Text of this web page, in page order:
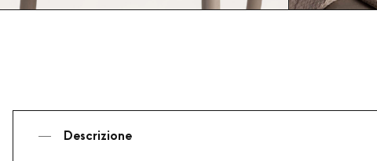
Descrizione